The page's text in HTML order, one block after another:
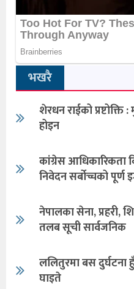
भखरै
शेरधन राईको प्रष्टोक्ति
होइन
कांग्रेस आधिकारिकता
निवेदन सर्बोच्चको पूर्ण
नेपालका सेना, प्रहरी,
तलब सूची सार्वजनिक
ललितुरमा बस दुर्घटना
घाइते